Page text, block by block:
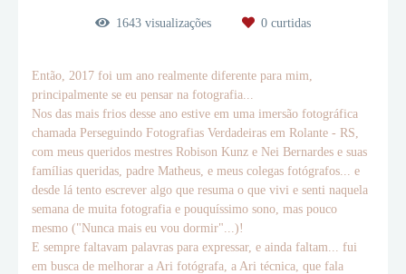
1643 visualizações 0 curtidas
Então, 2017 foi um ano realmente diferente para mim,
principalmente se eu pensar na fotografia...
Nos das mais frios desse ano estive em uma imersão fotográfica
chamada Perseguindo Fotografias Verdadeiras em Rolante - RS,
com meus queridos mestres Robison Kunz e Nei Bernardes e suas
famílias queridas, padre Matheus, e meus colegas fotógrafos... e
desde lá tento escrever algo que resuma o que vivi e senti naquela
semana de muita fotografia e pouquíssimo sono, mas pouco
mesmo ("Nunca mais eu vou dormir"...)!
E sempre faltavam palavras para expressar, e ainda faltam... fui
em busca de melhorar a Ari fotógrafa, a Ari técnica, que fala